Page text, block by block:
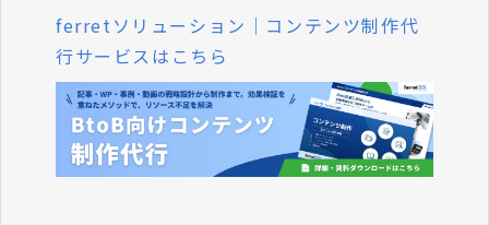
ferretソリューション｜コンテンツ制作代
行サービスはこちら